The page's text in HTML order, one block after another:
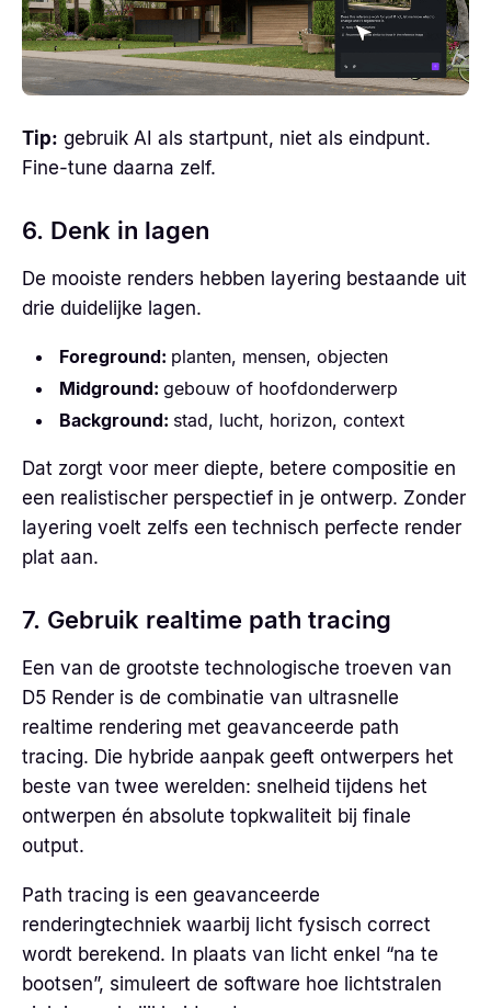
Tip: gebruik AI als startpunt, niet als eindpunt.
Fine-tune daarna zelf.
6. Denk in lagen
De mooiste renders hebben layering bestaande uit
drie duidelijke lagen.
Foreground: planten, mensen, objecten
Midground: gebouw of hoofdonderwerp
Background: stad, lucht, horizon, context
Dat zorgt voor meer diepte, betere compositie en
een realistischer perspectief in je ontwerp. Zonder
layering voelt zelfs een technisch perfecte render
plat aan.
7. Gebruik realtime path tracing
Een van de grootste technologische troeven van
D5 Render is de combinatie van ultrasnelle
realtime rendering met geavanceerde path
tracing. Die hybride aanpak geeft ontwerpers het
beste van twee werelden: snelheid tijdens het
ontwerpen én absolute topkwaliteit bij finale
output.
Path tracing is een geavanceerde
renderingtechniek waarbij licht fysisch correct
wordt berekend. In plaats van licht enkel “na te
bootsen”, simuleert de software hoe lichtstralen